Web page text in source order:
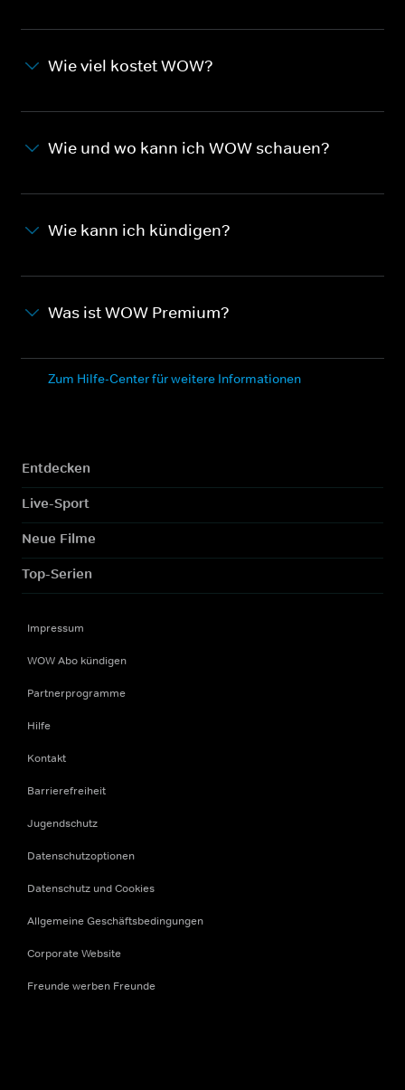
Wie viel kostet WOW?
Wie und wo kann ich WOW schauen?
Wie kann ich kündigen?
Was ist WOW Premium?
Zum Hilfe-Center für weitere Informationen
Entdecken
Live-Sport
Neue Filme
Top-Serien
Impressum
WOW Abo kündigen
Partnerprogramme
Hilfe
Kontakt
Barrierefreiheit
Jugendschutz
Datenschutzoptionen
Datenschutz und Cookies
Allgemeine Geschäftsbedingungen
Corporate Website
Freunde werben Freunde